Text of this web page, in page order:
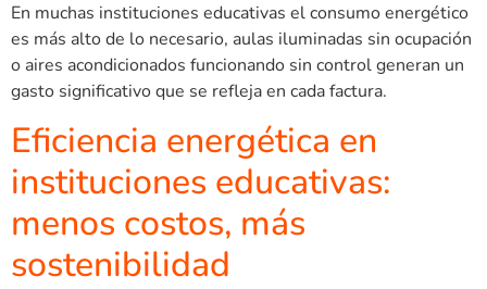
En muchas instituciones educativas el consumo energético
es más alto de lo necesario, aulas iluminadas sin ocupación
o aires acondicionados funcionando sin control generan un
gasto significativo que se refleja en cada factura.
Eficiencia energética en
instituciones educativas:
menos costos, más
sostenibilidad